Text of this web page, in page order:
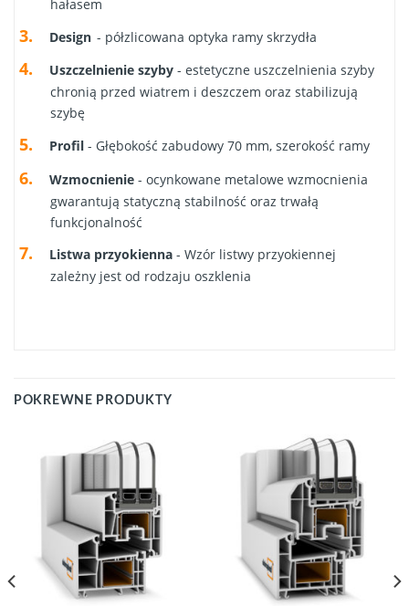
hałasem
Design - półzlicowana optyka ramy skrzydła
Uszczelnienie szyby- estetyczne uszczelnienia szyby
chronią przed wiatrem i deszczem oraz stabilizują
szybę
Profil- Głębokość zabudowy 70 mm, szerokość ramy
Wzmocnienie- ocynkowane metalowe wzmocnienia
gwarantują statyczną stabilność oraz trwałą
funkcjonalność
Listwa przyokienna- Wzór listwy przyokiennej
zależny jest od rodzaju oszklenia
POKREWNE PRODUKTY